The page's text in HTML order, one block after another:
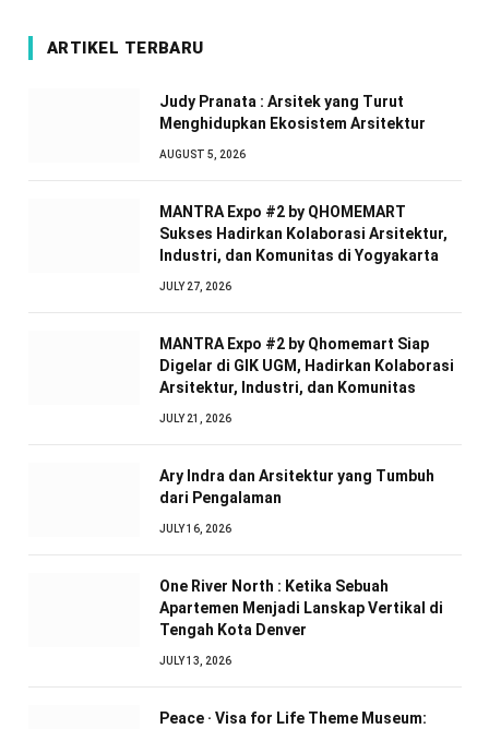
ARTIKEL TERBARU
Judy Pranata : Arsitek yang Turut
Menghidupkan Ekosistem Arsitektur
AUGUST 5, 2026
MANTRA Expo #2 by QHOMEMART
Sukses Hadirkan Kolaborasi Arsitektur,
Industri, dan Komunitas di Yogyakarta
JULY 27, 2026
MANTRA Expo #2 by Qhomemart Siap
Digelar di GIK UGM, Hadirkan Kolaborasi
Arsitektur, Industri, dan Komunitas
JULY 21, 2026
Ary Indra dan Arsitektur yang Tumbuh
dari Pengalaman
JULY 16, 2026
One River North : Ketika Sebuah
Apartemen Menjadi Lanskap Vertikal di
Tengah Kota Denver
JULY 13, 2026
Peace · Visa for Life Theme Museum: